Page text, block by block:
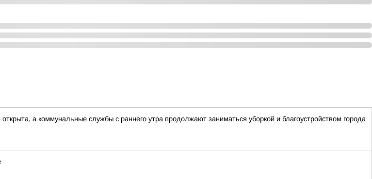
а коммунальные службы с раннего утра продолжают заниматься уборкой и благоустройством города